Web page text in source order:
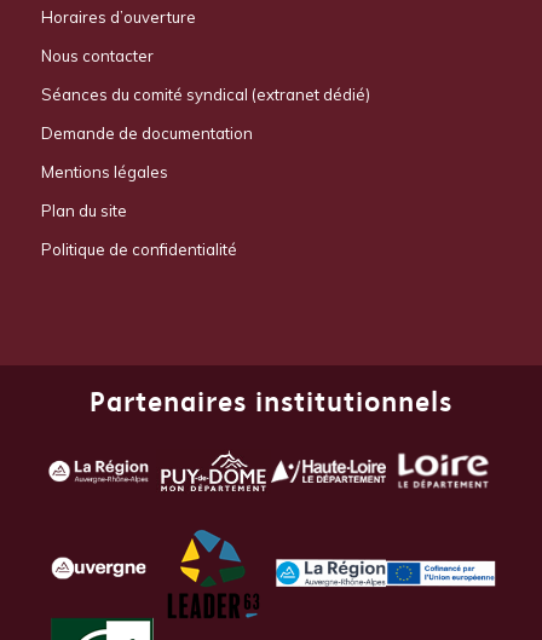
Horaires d’ouverture
Nous contacter
Séances du comité syndical (extranet dédié)
Demande de documentation
Mentions légales
Plan du site
Politique de confidentialité
Partenaires institutionnels